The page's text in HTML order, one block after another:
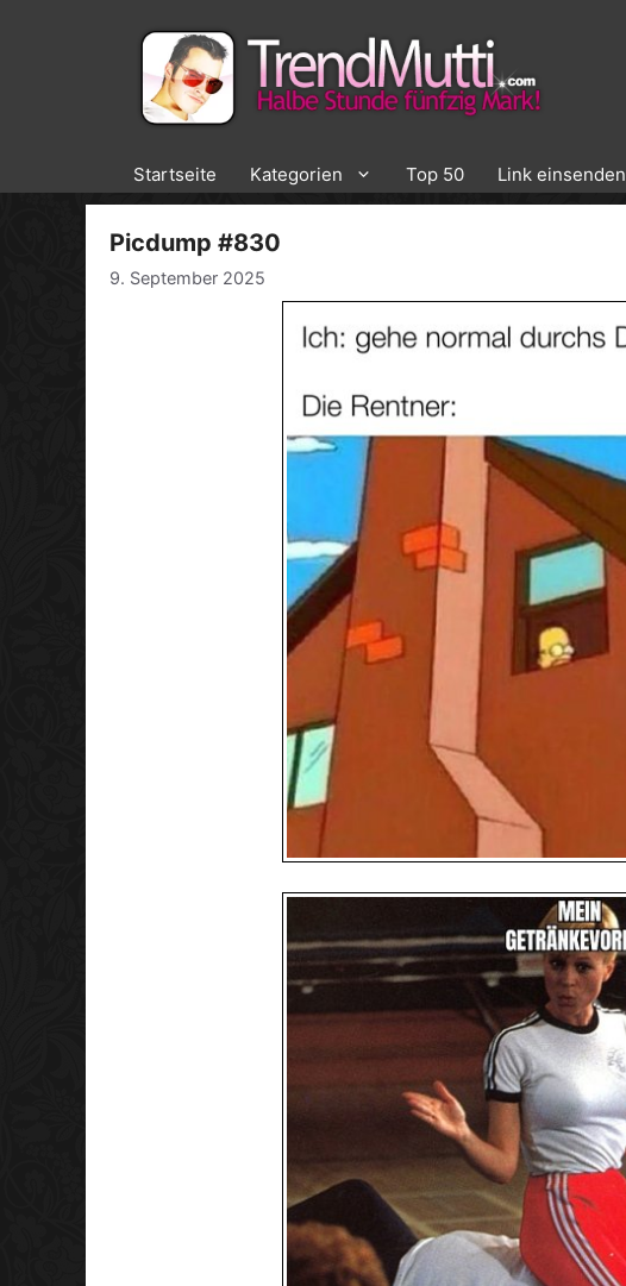
Startseite Kategorien Top 50 Link einsenden
Picdump #830
9. September 2025